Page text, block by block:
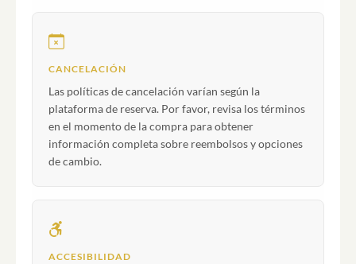
CANCELACIÓN
Las políticas de cancelación varían según la
plataforma de reserva. Por favor, revisa los términos
en el momento de la compra para obtener
información completa sobre reembolsos y opciones
de cambio.
ACCESIBILIDAD